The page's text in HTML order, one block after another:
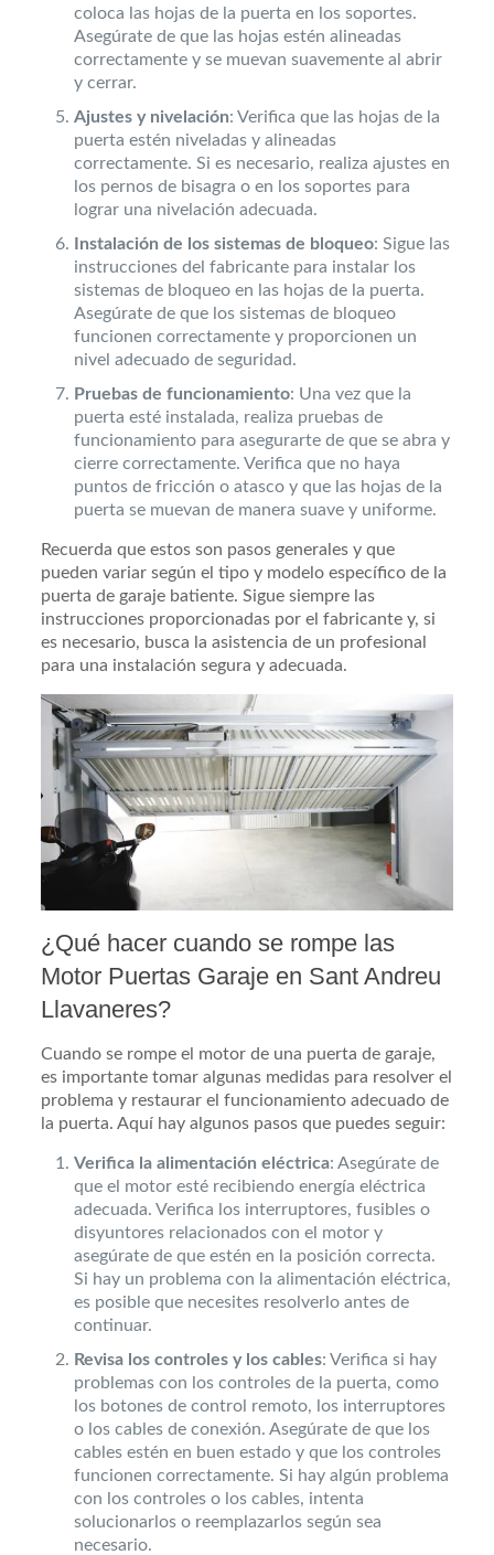
coloca las hojas de la puerta en los soportes.
Asegúrate de que las hojas estén alineadas
correctamente y se muevan suavemente al abrir
y cerrar.
Ajustes y nivelación: Verifica que las hojas de la
puerta estén niveladas y alineadas
correctamente. Si es necesario, realiza ajustes en
los pernos de bisagra o en los soportes para
lograr una nivelación adecuada.
Instalación de los sistemas de bloqueo: Sigue las
instrucciones del fabricante para instalar los
sistemas de bloqueo en las hojas de la puerta.
Asegúrate de que los sistemas de bloqueo
funcionen correctamente y proporcionen un
nivel adecuado de seguridad.
Pruebas de funcionamiento: Una vez que la
puerta esté instalada, realiza pruebas de
funcionamiento para asegurarte de que se abra y
cierre correctamente. Verifica que no haya
puntos de fricción o atasco y que las hojas de la
puerta se muevan de manera suave y uniforme.
Recuerda que estos son pasos generales y que
pueden variar según el tipo y modelo específico de la
puerta de garaje batiente. Sigue siempre las
instrucciones proporcionadas por el fabricante y, si
es necesario, busca la asistencia de un profesional
para una instalación segura y adecuada.
¿Qué hacer cuando se rompe las
Motor Puertas Garaje en Sant Andreu
Llavaneres?
Cuando se rompe el motor de una puerta de garaje,
es importante tomar algunas medidas para resolver el
problema y restaurar el funcionamiento adecuado de
la puerta. Aquí hay algunos pasos que puedes seguir:
Verifica la alimentación eléctrica: Asegúrate de
que el motor esté recibiendo energía eléctrica
adecuada. Verifica los interruptores, fusibles o
disyuntores relacionados con el motor y
asegúrate de que estén en la posición correcta.
Si hay un problema con la alimentación eléctrica,
es posible que necesites resolverlo antes de
continuar.
Revisa los controles y los cables: Verifica si hay
problemas con los controles de la puerta, como
los botones de control remoto, los interruptores
o los cables de conexión. Asegúrate de que los
cables estén en buen estado y que los controles
funcionen correctamente. Si hay algún problema
con los controles o los cables, intenta
solucionarlos o reemplazarlos según sea
necesario.